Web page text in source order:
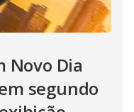
Novo Dia
segundo